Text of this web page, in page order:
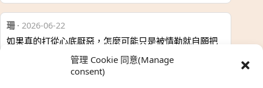
管理 Cookie 同意(Manage
consent)
珊· 2026-06-22
如果真的打從心底厭惡，怎麼可能只是被情勒就自願把